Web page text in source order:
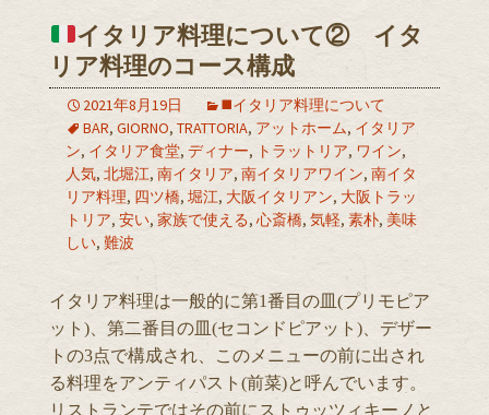
イタリア料理について② イタ
リア料理のコース構成
2021年8月19日
◼️イタリア料理について
BAR, GIORNO, TRATTORIA, アットホーム, イタリア
ン, イタリア食堂, ディナー, トラットリア, ワイン,
人気, 北堀江, 南イタリア, 南イタリアワイン, 南イタ
リア料理, 四ツ橋, 堀江, 大阪イタリアン, 大阪トラッ
トリア, 安い, 家族で使える, 心斎橋, 気軽, 素朴, 美味
しい, 難波
イタリア料理は一般的に第1番目の皿(プリモピア
ット)、第二番目の皿(セコンドピアット)、デザー
トの3点で構成され、このメニューの前に出され
る料理をアンティパスト(前菜)と呼んでいます。
リストランテではその前にストゥッツィキーノと